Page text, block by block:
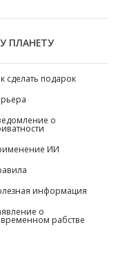
ПЛАНЕТУ
сделать подарок
о
ИИ
информация
о
рабстве